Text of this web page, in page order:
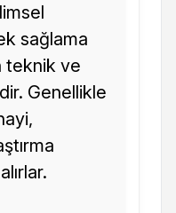
sağlama
teknik ve
Genellikle